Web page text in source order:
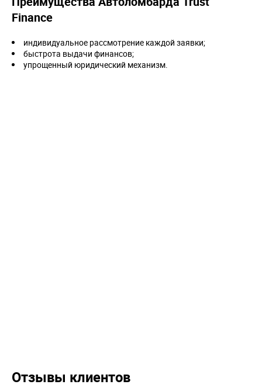
Finance
индивидуальное рассмотрение каждой заявки;
быстрота выдачи финансов;
упрощенный юридический механизм.
Отзывы клиентов